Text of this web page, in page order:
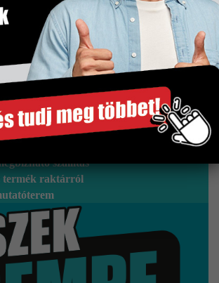
csomag
300×600 mm
Csempe
szállítás
termék raktárról